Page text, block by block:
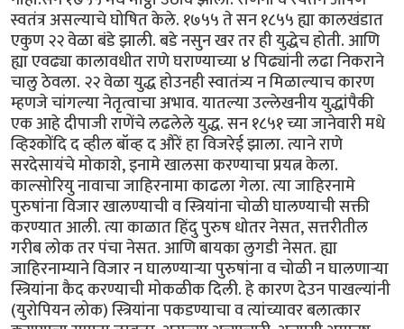
स्वतंत्र असल्याचे घोषित केले. १७५५ ते सन १८५५ ह्या कालखंडात
एकुण २२ वेळा बंडे झाली. बडे नसुन खर तर ही युद्धेच होती. आणि
ह्या एवढ्या कालावधीत राणे घराण्याच्या ४ पिढ्यांनी लढा निकराने
चालु ठेवला. २२ वेळा युद्ध होउनही स्वातंत्र्य न मिळाल्याच कारण
म्हणजे चांगल्या नेतृत्वाचा अभाव. यातल्या उल्लेखनीय युद्धांपैकी
एक आहे दीपाजी राणेंचे लढलेले युद्ध. सन १८५१ च्या जानेवारी मधे
व्हिश्कोंदि द व्हील बॉव्ह द औरें हा विजरेई झाला. त्याने राणे
सरदेसायंचे मोकाशे, इनामे खालसा करण्याचा प्रयत्न केला.
काल्सोरियु नावाचा जाहिरनामा काढला गेला. त्या जाहिरनामे
पुरुषांना विजार खालण्याची व स्त्रियांना चोळी घालण्याची सक्ती
करण्यात आली. त्या काळात हिंदु पुरुष धोतर नेसत, सत्तरीतील
गरीब लोक तर पंचा नेसत. आणि बायका लुगडी नेसत. ह्या
जाहिरनाम्याने विजार न घालण्यार्‍या पुरुषांना व चोळी न घालणार्‍या
स्त्रियांना कैद करण्याची मोकळीक दिली. हे कारण देउन पाखल्यांनी
(युरोपियन लोक) स्त्रियांना पकडण्याचा व त्यांच्यावर बलात्कार